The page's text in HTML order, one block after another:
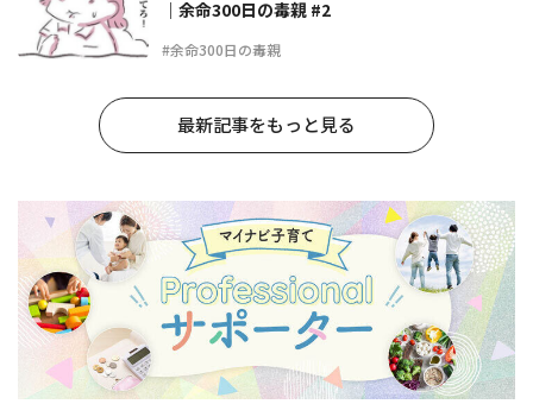
#余命300日の毒親
｜余命300日の毒親 #2
最新記事をもっと見る